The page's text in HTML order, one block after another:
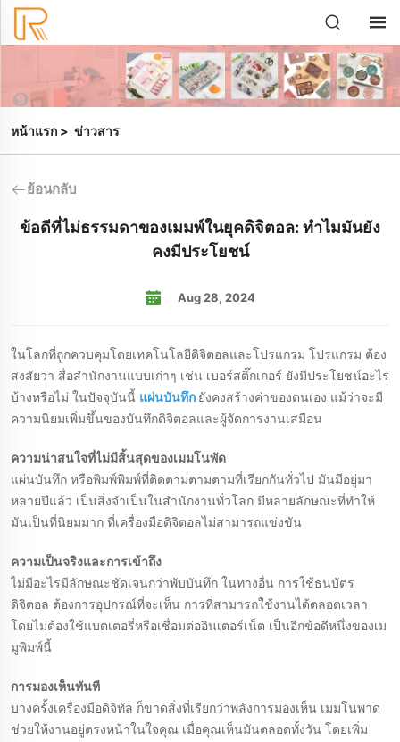
หน้าแรก > ข่าวสาร
ย้อนกลับ
ข้อดีที่ไม่ธรรมดาของเมมพ์ในยุคดิจิตอล: ทําไมมันยัง
คงมีประโยชน์
Aug 28, 2024
ในโลกที่ถูกควบคุมโดยเทคโนโลยีดิจิตอลและโปรแกรม โปรแกรม ต้อง
สงสัยว่า สื่อสํานักงานแบบเก่าๆ เช่น เบอร์สติ๊กเกอร์ ยังมีประโยชน์อะไร
บ้างหรือไม่ ในปัจจุบันนี้ แผ่นบันทึก ยังคงสร้างค่าของตนเอง แม้ว่าจะมี
ความนิยมเพิ่มขึ้นของบันทึกดิจิตอลและผู้จัดการงานเสมือน
ความน่าสนใจที่ไม่มีสิ้นสุดของเมมโนพัด
แผ่นบันทึก หรือพิมพ์พิมพ์ที่ติดตามตามตามที่เรียกกันทั่วไป มันมีอยู่มา
หลายปีแล้ว เป็นสิ่งจําเป็นในสํานักงานทั่วโลก มีหลายลักษณะที่ทําให้
มันเป็นที่นิยมมาก ที่เครื่องมือดิจิตอลไม่สามารถแข่งขัน
ความเป็นจริงและการเข้าถึง
ไม่มีอะไรมีลักษณะชัดเจนกว่าพับบันทึก ในทางอื่น การใช้ธนบัตร
ดิจิตอล ต้องการอุปกรณ์ที่จะเห็น การที่สามารถใช้งานได้ตลอดเวลา
โดยไม่ต้องใช้แบตเตอรี่หรือเชื่อมต่ออินเตอร์เน็ต เป็นอีกข้อดีหนึ่งของเม
มูพิมพ์นี้
การมองเห็นทันที
บางครั้งเครื่องมือดิจิทัล ก็ขาดสิ่งที่เรียกว่าพลังการมองเห็น เมมโนพาด
ช่วยให้งานอยู่ตรงหน้าในใจคุณ เมื่อคุณเห็นมันตลอดทั้งวัน โดยเพิ่ม